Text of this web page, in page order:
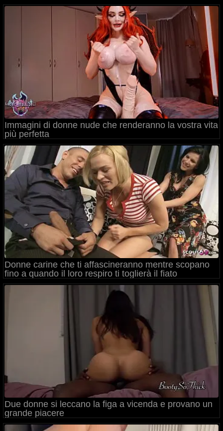
Immagini di donne nude che renderanno la vostra vita
più perfetta
Donne carine che ti affascineranno mentre scopano
fino a quando il loro respiro ti toglierà il fiato
Due donne si leccano la figa a vicenda e provano un
grande piacere